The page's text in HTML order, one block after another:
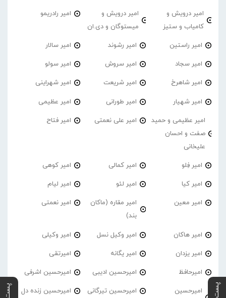
امیر درویش و
کامیاب و ستیز
امیر درویش و
میستوگان و دی.ان
امیر رادریمو
امیر راستین امیر رشوند امیر سالار
امیر سجاد امیر سروش امیر سولو
امیر شاهرخ امیر شریعت امیر شهراینی
امیر شهیار امیر طورانی امیر عظیمی
امیر عظیمی و حمید
صفت و احسان
علیخانی
امیر علی نعمتی امیر فتاح
امیر فِلو امیر کمالی امیر کوهی
امیر کیا امیر لئو امیر لیام
امیر معین
امیر مقاره (ماکان
بند)
امیر نعمتی
امیر هاکان امیر وکیل نسل امیر وکیلی
امیر یزدان امیر یگانه امیرتقی
امیرحافظ امیرحسین ادیبی امیرحسین اشرفی
امیرحسین امیرحسین تیرگانی امیرحسین زنده دل